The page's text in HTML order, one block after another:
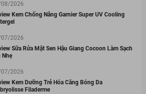
2026
Kem Chống Nắng Garnier Super UV Cooling
2026
Sữa Rửa Mặt Sen Hậu Giang Cocoon Làm Sạch
Nhẹ
2026
Kem Dưỡng Trẻ Hóa Căng Bóng Da
Filaderme